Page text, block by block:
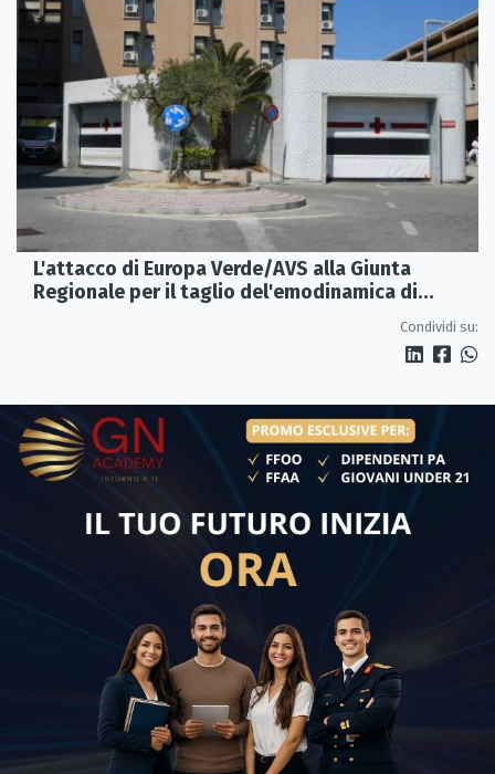
L'attacco di Europa Verde/AVS alla Giunta
Regionale per il taglio del'emodinamica di
Condividi su: